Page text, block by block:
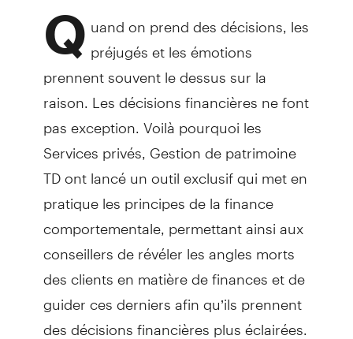
Q uand on prend des décisions, les
préjugés et les émotions
prennent souvent le dessus sur la
raison. Les décisions financières ne font
pas exception. Voilà pourquoi les
Services privés, Gestion de patrimoine
TD ont lancé un outil exclusif qui met en
pratique les principes de la finance
comportementale, permettant ainsi aux
conseillers de révéler les angles morts
des clients en matière de finances et de
guider ces derniers afin qu’ils prennent
des décisions financières plus éclairées.